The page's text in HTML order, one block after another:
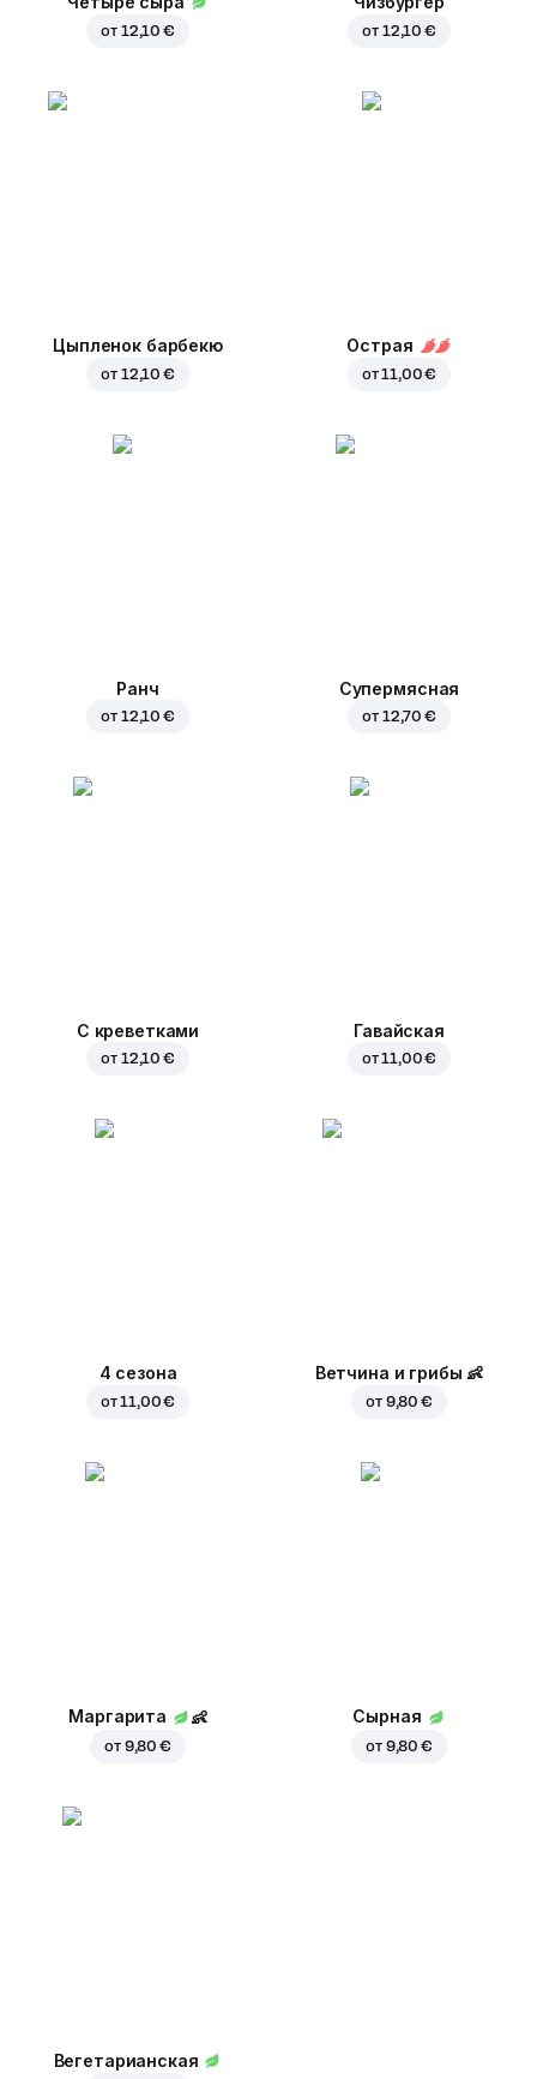
от 12,10 € от 12,10 €
Цыпленок барбекю
от 12,10 €
Острая
от11,00 €
Ранч
от 12,10 €
Супермясная
от 12,70 €
С креветками
от 12,10 €
Гавайская
от11,00 €
4 сезона
от11,00 €
Ветчина и грибы 👶
от 9,80 €
Маргарита 👶
от 9,80 €
Сырная
от 9,80 €
Вегетарианская